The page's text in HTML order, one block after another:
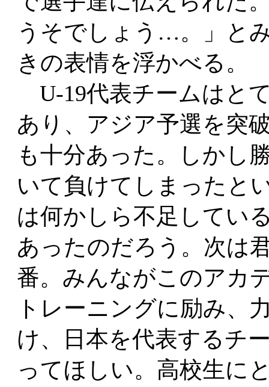
うそでしょう…。」と
きの表情を浮かべる。
U-19代表チームはと
あり、アジア予選を突
も十分あった。しかし
いて負けてしまったと
は何かしら不足してい
あったのだろう。次は
番。みんながこのアカ
トレーニングに励み、
け、日本を代表するチ
ってほしい。高校生に